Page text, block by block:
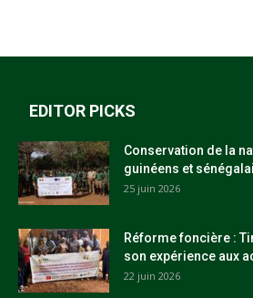
EDITOR PICKS
Conservation de la
guinéens et
25 juin 2026
Réforme foncière :
son expérience aux
22 juin 2026